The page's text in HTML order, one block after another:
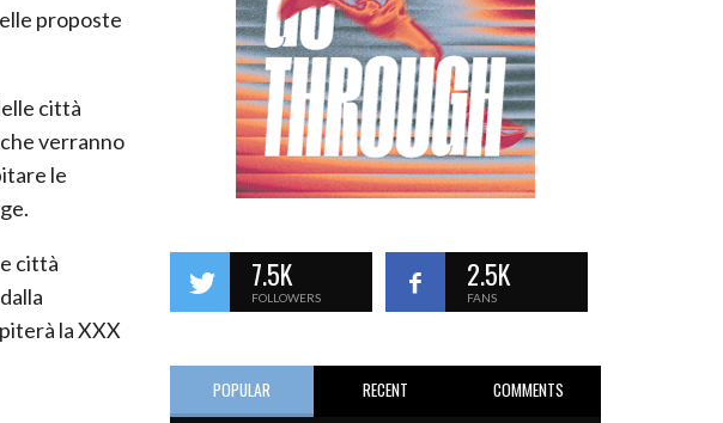
proposte
città
verranno
le
città
la XXX
7.5K
FOLLOWERS
2.5K
FANS
POPULAR RECENT COMMENTS